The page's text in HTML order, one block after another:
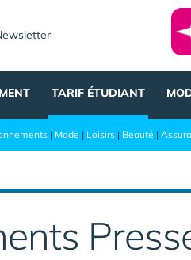
TARIF ÉTUDIANT
| Mode | Loisirs | Beauté |